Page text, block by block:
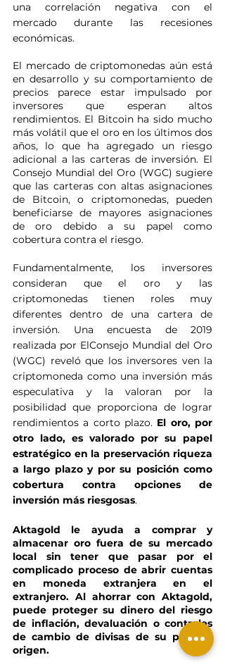
una correlación negativa con el
mercado durante las recesiones
económicas.
El mercado de criptomonedas aún está
en desarrollo y su comportamiento de
precios parece estar impulsado por
inversores que esperan altos
rendimientos. El Bitcoin ha sido mucho
más volátil que el oro en los últimos dos
años, lo que ha agregado un riesgo
adicional a las carteras de inversión. El
Consejo Mundial del Oro (WGC) sugiere
que las carteras con altas asignaciones
de Bitcoin, o criptomonedas, pueden
beneficiarse de mayores asignaciones
de oro debido a su papel como
cobertura contra el riesgo.
Fundamentalmente, los inversores
consideran que el oro y las
criptomonedas tienen roles muy
diferentes dentro de una cartera de
inversión. Una encuesta de 2019
realizada por ElConsejo Mundial del Oro
(WGC) reveló que los inversores ven la
criptomoneda como una inversión más
especulativa y la valoran por la
posibilidad que proporciona de lograr
rendimientos a corto plazo. El oro, por
otro lado, es valorado por su papel
estratégico en la preservación riqueza
a largo plazo y por su posición como
cobertura contra opciones de
inversión más riesgosas.
Aktagold le ayuda a comprar y
almacenar oro fuera de su mercado
local sin tener que pasar por el
complicado proceso de abrir cuentas
en moneda extranjera en el
extranjero. Al ahorrar con Aktagold,
puede proteger su dinero del riesgo
de inflación, devaluación o controles
de cambio de divisas de su país de
origen.